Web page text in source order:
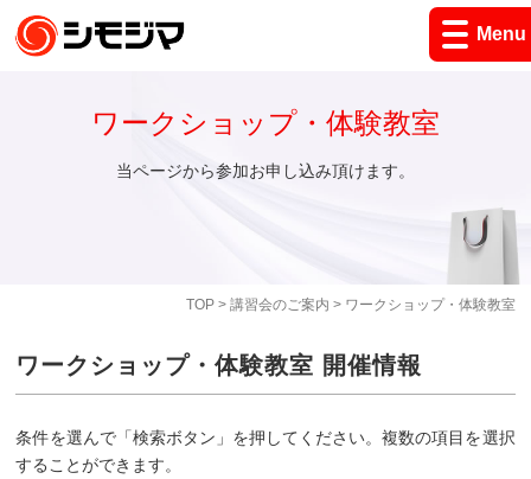
Menu
TOP> 講習会のご案内 > ワークショップ・体験教室
ワークショップ・体験教室
当ページから参加お申し込み頂けます。
ワークショップ・体験教室 開催情報
条件を選んで「検索ボタン」を押してください。複数の項目を選択
することができます。